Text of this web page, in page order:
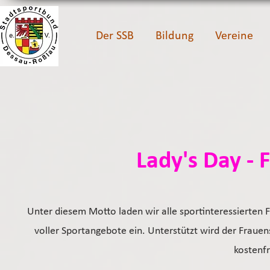
Der SSB Bildung Vereine
Lady's Day -
Unter diesem Motto laden wir alle sportinteressierten
voller Sportangebote ein. Unterstützt wird der